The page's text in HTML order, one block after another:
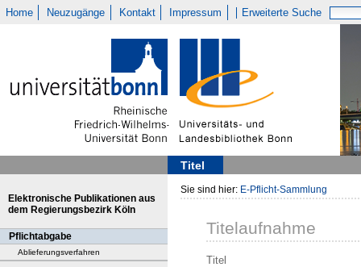
Home Neuzugänge Kontakt Impressum Erweiterte Suche
Titel
Elektronische Publikationen aus
dem Regierungsbezirk Köln
Pflichtabgabe
Ablieferungsverfahren
Sie sind hier: E-Pflicht-Sammlung
Titelaufnahme
Titel